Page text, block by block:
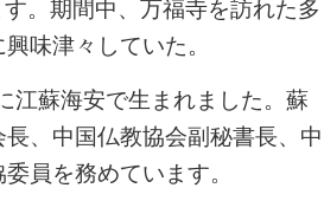
。期間中、万福寺を訪れた多
味津々していた。
江蘇海安で生まれました。蘇
、中国仏教協会副秘書長、中
員を務めています。